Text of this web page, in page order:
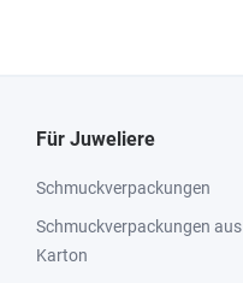
Für Juweliere
Schmuckverpackungen
Schmuckverpackungen aus
Karton